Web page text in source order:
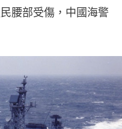
腰部受傷，中國海警